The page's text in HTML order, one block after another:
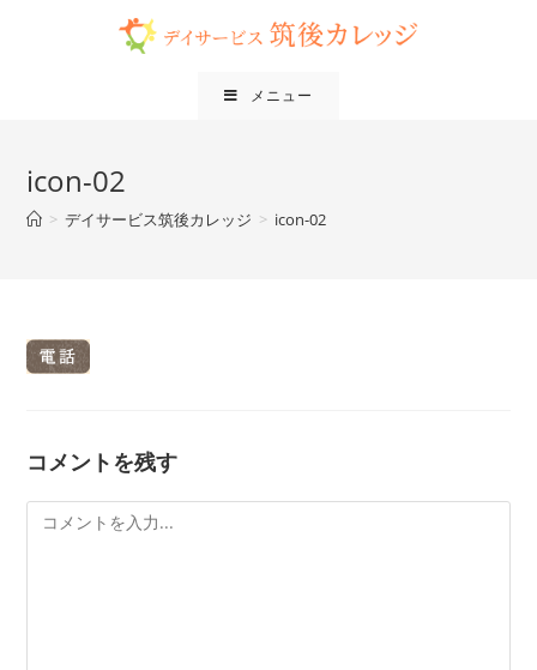
メニュー
icon-02
> デイサービス筑後カレッジ > icon-02
コメントを残す